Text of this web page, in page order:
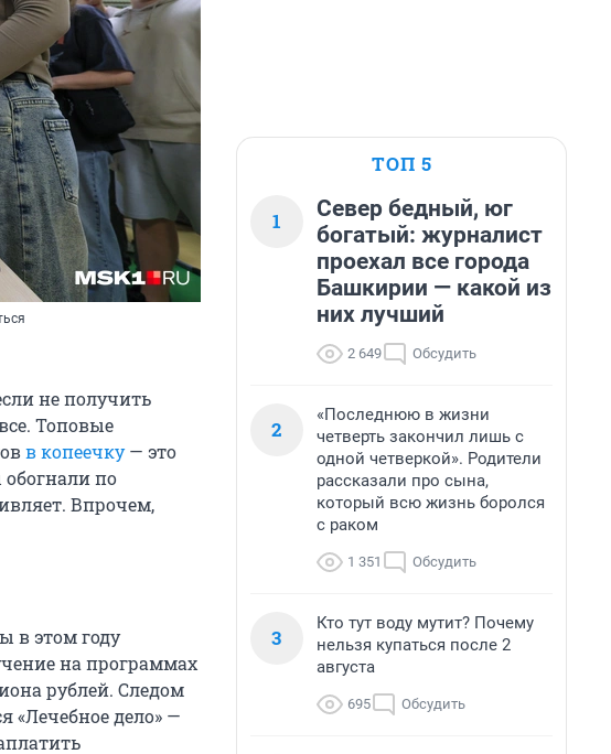
не получить
Топовые
в копеечку— это
обогнали по
Впрочем,
в этом году
на программах
рублей. Следом
«Лечебное дело» —
ТОП 5
1
Север бедный, юг
богатый: журналист
проехал все города
Башкирии — какой из
них лучший
2 649 Обсудить
2
«Последнюю в жизни
четверть закончил лишь с
одной четверкой». Родители
рассказали про сына,
который всю жизнь боролся
с раком
1 351 Обсудить
3
Кто тут воду мутит? Почему
нельзя купаться после 2
августа
695 Обсудить